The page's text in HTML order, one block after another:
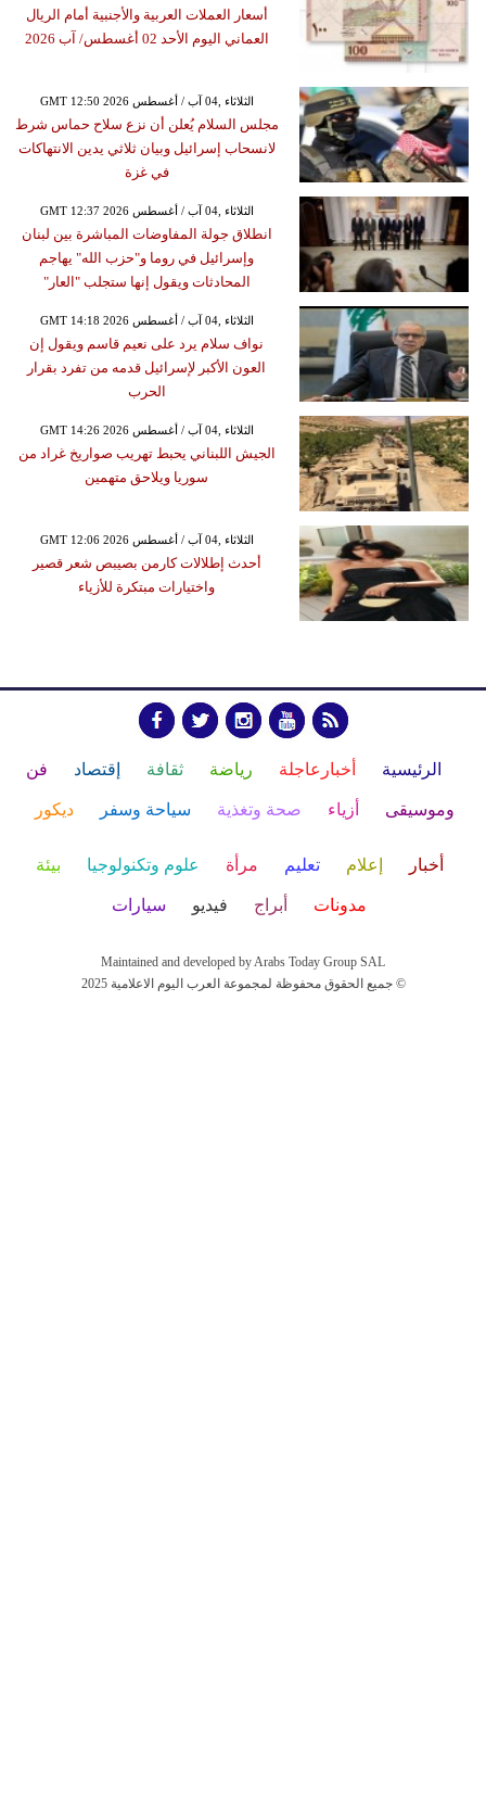
أسعار العملات العربية والأجنبية أمام الريال
العماني اليوم الأحد 02 أغسطس/ آب 2026
GMT 12:50 2026 الثلاثاء ,04 آب / أغسطس
مجلس السلام يُعلن أن نزع سلاح حماس شرط
لانسحاب إسرائيل وبيان ثلاثي يدين الانتهاكات
في غزة
GMT 12:37 2026 الثلاثاء ,04 آب / أغسطس
انطلاق جولة المفاوضات المباشرة بين لبنان
وإسرائيل في روما و"حزب الله" يهاجم
المحادثات ويقول إنها ستجلب "العار"
GMT 14:18 2026 الثلاثاء ,04 آب / أغسطس
نواف سلام يرد على نعيم قاسم ويقول إن
العون الأكبر لإسرائيل قدمه من تفرد بقرار
الحرب
GMT 14:26 2026 الثلاثاء ,04 آب / أغسطس
الجيش اللبناني يحبط تهريب صواريخ غراد من
سوريا ويلاحق متهمين
GMT 12:06 2026 الثلاثاء ,04 آب / أغسطس
أحدث إطلالات كارمن بصيبص شعر قصير
واختيارات مبتكرة للأزياء
الرئيسية أخبارعاجلة رياضة ثقافة إقتصاد فن
وموسيقى أزياء صحة وتغذية سياحة وسفر ديكور
أخبار إعلام تعليم مرأة علوم وتكنولوجيا بيئة
مدونات أبراج فيديو سيارات
Maintained and developed by Arabs Today Group SAL
جميع الحقوق محفوظة لمجموعة العرب اليوم الاعلامية 2025 ©